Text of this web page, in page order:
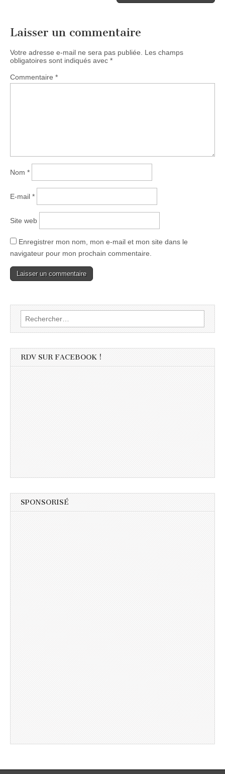
Laisser un commentaire
Votre adresse e-mail ne sera pas publiée.
Les champs
obligatoires sont indiqués avec *
Commentaire *
Nom *
E-mail *
Site web
Enregistrer mon nom, mon e-mail et mon site dans le
navigateur pour mon prochain commentaire.
Rechercher :
RDV SUR FACEBOOK !
SPONSORISÉ